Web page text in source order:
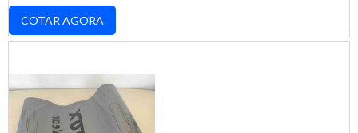
de mercado.DETALHES SOBRE O ENVELOPE COEX
PERSONALIZADOHá muitas maneiras eficientes de
demonstrar competência e excelência em uma área
recursos em oferecer uma estrutura com: Tecnologia
de ponta; Escritório de alta qualidade onde são
realizadas as atividades; Estrutura suficiente para
atender todas as demandas. Tudo isso para garantir
COTAR AGORA